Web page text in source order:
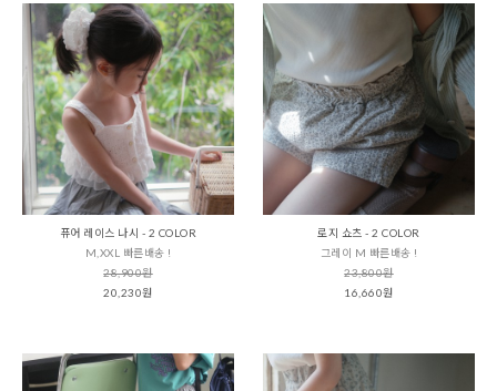
퓨어 레이스 나시 - 2 COLOR
M,XXL 빠른배송 !
28,900원
20,230원
로지 쇼츠 - 2 COLOR
그레이 M 빠른배송 !
23,800원
16,660원